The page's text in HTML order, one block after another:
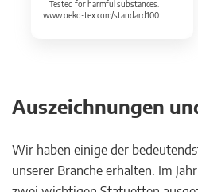
Tested for harmful substances.
www.oeko-tex.com/standard100
Auszeichnungen
Wir haben einige der
unserer Branche erhalten. Im